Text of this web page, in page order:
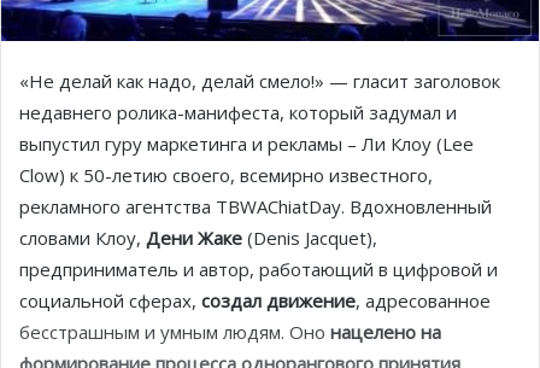
«Не делай как надо, делай смело!» — гласит заголовок
недавнего ролика-манифеста, который задумал и
выпустил гуру маркетинга и рекламы – Ли Клоу (Lee
Clow) к 50-летию своего, всемирно известного,
рекламного агентства TBWAChiatDay. Вдохновленный
словами Клоу, Дени Жаке (Denis Jacquet),
предприниматель и автор, работающий в цифровой и
социальной сферах, создал движение, адресованное
бесстрашным и умным людям. Оно нацелено на
формирование процесса однорангового принятия